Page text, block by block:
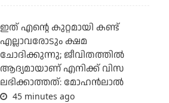
ഇത് എന്റെ കുറ്റമായി കണ്ട്
എല്ലാവരോടും ക്ഷമ
ചോദിക്കുന്നു; ജീവിതത്തിൽ
ആദ്യമായാണ് എനിക്ക് വിസ
ലഭിക്കാത്തത്: മോഹൻലാൽ
45 minutes ago